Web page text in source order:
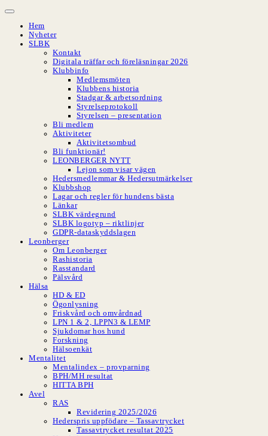
Hoppa
innehåll
Hem
Nyheter
SLBK
Kontakt
Digitala träffar och föreläsningar 2026
Klubbinfo
Medlemsmöten
Klubbens historia
Stadgar & arbetsordning
Styrelseprotokoll
Styrelsen – presentation
Bli medlem
Aktiviteter
Aktivitetsombud
Bli funktionär!
LEONBERGER NYTT
Lejon som visar vägen
Hedersmedlemmar & Hedersutmärkelser
Klubbshop
Lagar och regler för hundens bästa
Länkar
SLBK värdegrund
SLBK logotyp – riktlinjer
GDPR-dataskyddslagen
Leonberger
Om Leonberger
Rashistoria
Rasstandard
Pälsvård
Hälsa
HD & ED
Ögonlysning
Friskvård och omvårdnad
LPN 1 & 2, LPPN3 & LEMP
Sjukdomar hos hund
Forskning
Hälsoenkät
Mentalitet
Mentalindex – provparning
BPH/MH resultat
HITTA BPH
Avel
RAS
Revidering 2025/2026
Hederspris uppfödare – Tassavtrycket
Tassavtrycket resultat 2025